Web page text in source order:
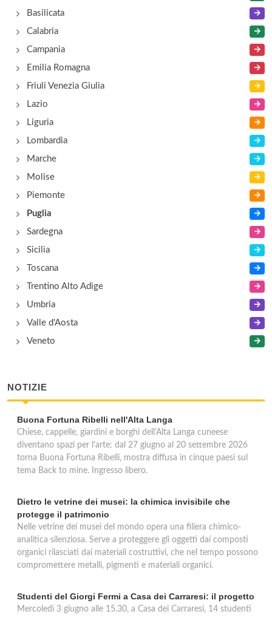
Via Giandonato Rogadeo 52, Bitonto
Basilicata
Calabria
Campania
Emilia Romagna
Friuli Venezia Giulia
Lazio
Liguria
Lombardia
Marche
Molise
Piemonte
Puglia
Sardegna
Sicilia
Toscana
Trentino Alto Adige
Umbria
Valle d'Aosta
Veneto
NOTIZIE
Buona Fortuna Ribelli nell'Alta Langa
Chiese, cappelle, giardini e borghi dell'Alta Langa cuneese
diventano spazi per l'arte: dal 27 giugno al 20 settembre 2026
torna Buona Fortuna Ribelli, mostra diffusa in cinque paesi sul
tema Back to mine. Ingresso libero.
Dietro le vetrine dei musei: la chimica invisibile che
protegge il patrimonio
Nelle vetrine dei musei del mondo opera una filiera chimico-
analitica silenziosa. Serve a proteggere gli oggetti dai composti
organici rilasciati dai materiali costruttivi, che nel tempo possono
compromettere metalli, pigmenti e materiali organici.
Studenti del Giorgi Fermi a Casa dei Carraresi: il progetto
Mercoledì 3 giugno alle 15.30, a Casa dei Carraresi, 14 studenti